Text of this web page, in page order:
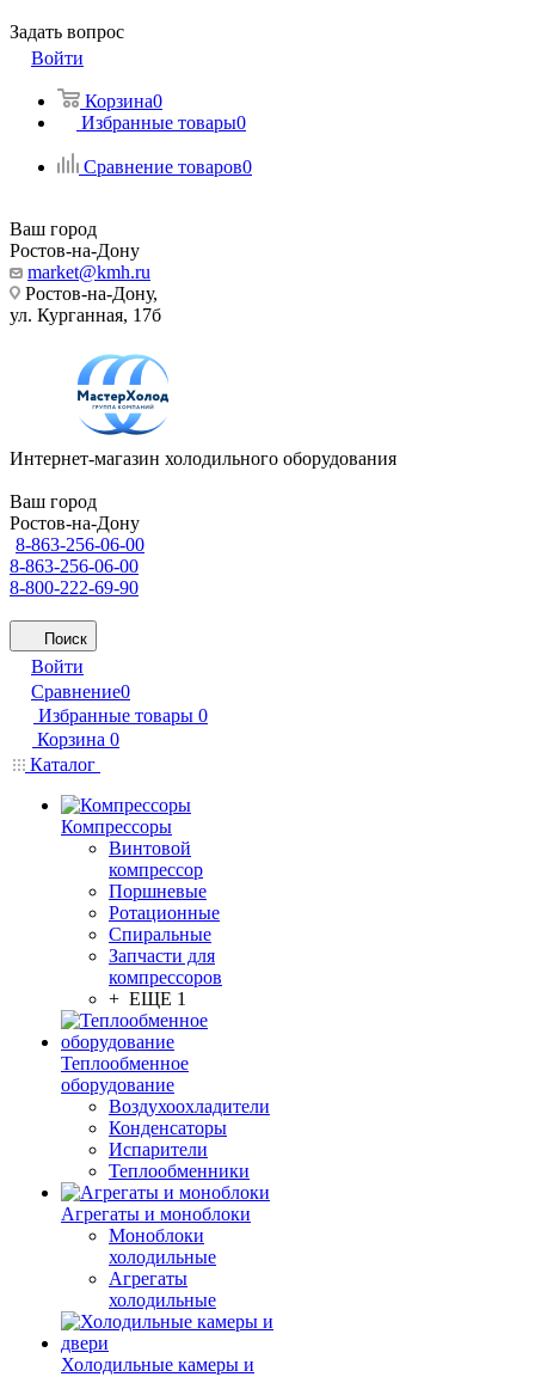
Задать вопрос
Войти
Корзина0
Избранные товары0
Сравнение товаров0
Ваш город
Ростов-на-Дону
market@kmh.ru
Ростов-на-Дону,
ул. Курганная, 17б
Интернет-магазин холодильного оборудования
Ваш город
Ростов-на-Дону
8-863-256-06-00
8-863-256-06-00
8-800-222-69-90
Поиск
Войти
Сравнение0
Избранные товары 0
Корзина 0
Каталог
Компрессоры
Винтовой
компрессор
Поршневые
Ротационные
Спиральные
Запчасти для
компрессоров
+ ЕЩЕ 1
Теплообменное
оборудование
Воздухоохладители
Конденсаторы
Испарители
Теплообменники
Агрегаты и моноблоки
Моноблоки
холодильные
Агрегаты
холодильные
Холодильные камеры и